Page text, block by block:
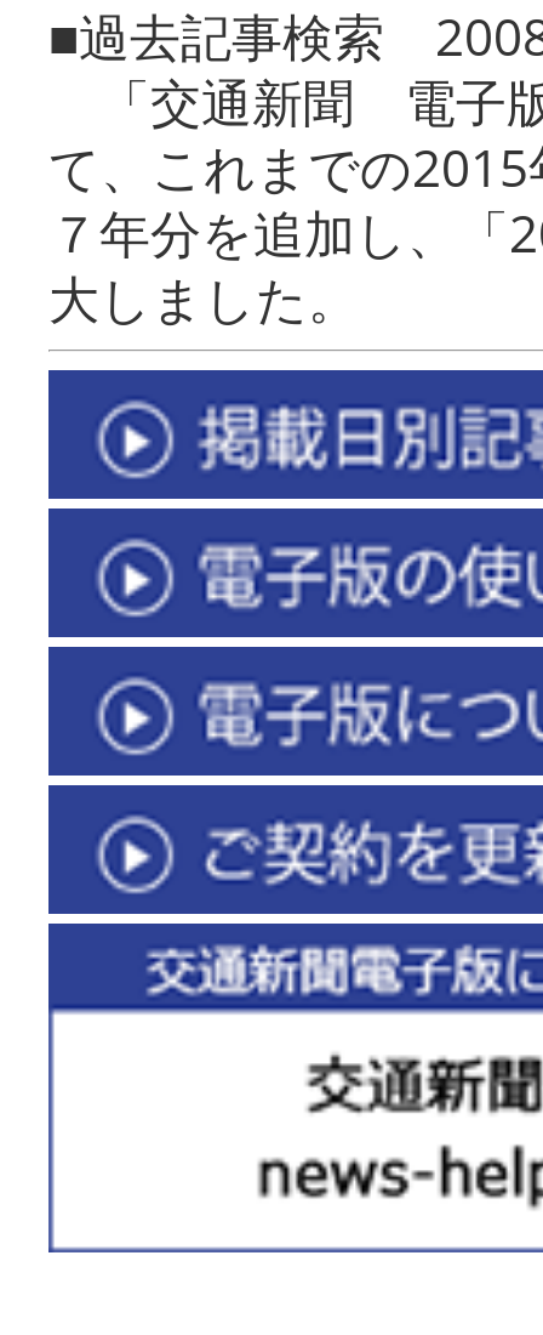
■過去記事検索
「交通新聞 電子
て、これまでの
７年分を追加し、「
大しまし